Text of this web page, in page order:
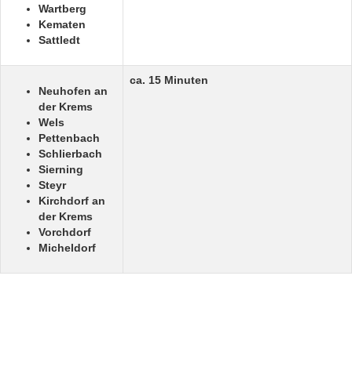
Wartberg
Kematen
Sattledt
Neuhofen an
der Krems
Wels
Pettenbach
Schlierbach
Sierning
Steyr
Kirchdorf an
der Krems
Vorchdorf
Micheldorf
ca. 15 Minuten